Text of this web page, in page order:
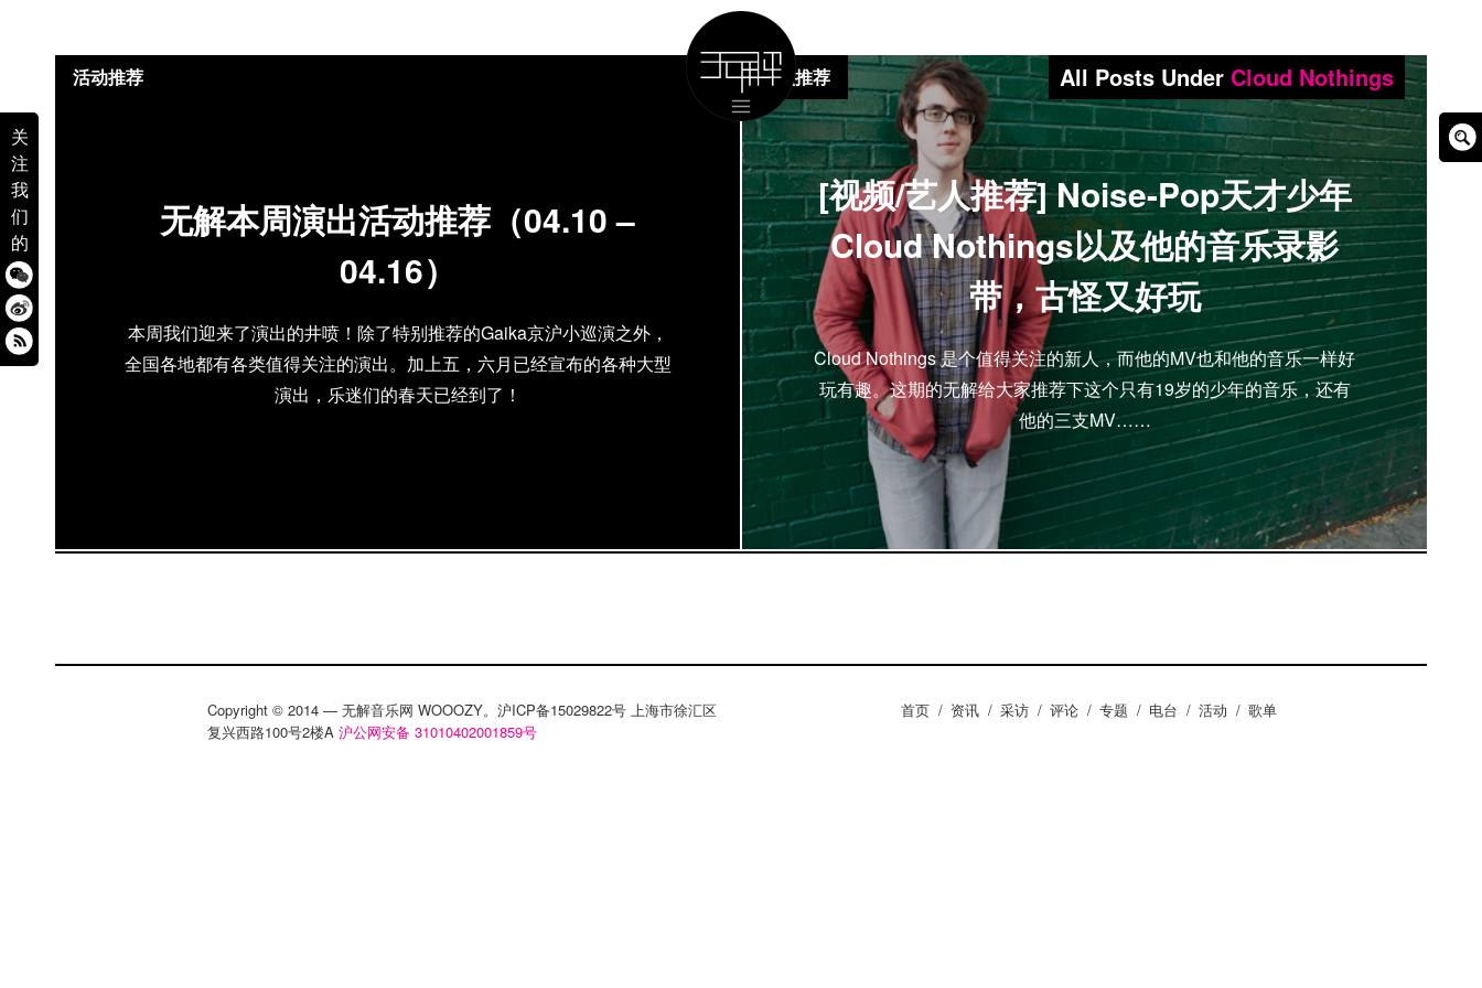
关
注
我
们
的
All Posts Under Cloud Nothings
无解本周演出活动推荐（04.10 –
04.16）
本周我们迎来了演出的井喷！除了特别推荐的Gaika京沪小巡演之外，
全国各地都有各类值得关注的演出。加上五，六月已经宣布的各种大型
演出，乐迷们的春天已经到了！
活动推荐
[视频/艺人推荐] Noise-Pop天才少年
Cloud Nothings以及他的音乐录影
带，古怪又好玩
Cloud Nothings 是个值得关注的新人，而他的MV也和他的音乐一样好
玩有趣。这期的无解给大家推荐下这个只有19岁的少年的音乐，还有
他的三支MV……
视频推荐
Copyright © 2014 — 无解音乐网 WOOOZY。沪ICP备15029822号 上海市徐汇区
复兴西路100号2楼A 沪公网安备 31010402001859号
首页 / 资讯 / 采访 / 评论 / 专题 / 电台 / 活动 / 歌单